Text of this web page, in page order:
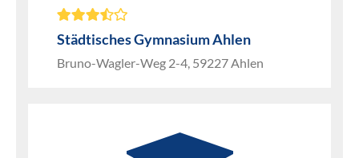
Städtisches Gymnasium Ahlen
Bruno-Wagler-Weg 2-4, 59227 Ahlen